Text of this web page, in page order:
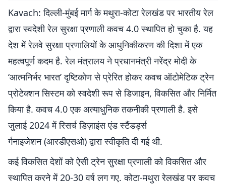
Kavach: दिल्ली-मुंबई मार्ग के मथुरा-कोटा रेलखंड पर भारतीय रेल
द्वारा स्वदेशी रेल सुरक्षा प्रणाली कवच 4.0 स्थापित हो चुका है. यह
देश में रेलवे सुरक्षा प्रणालियों के आधुनिकीकरण की दिशा में एक
महत्वपूर्ण कदम है. रेल मंत्रालय ने प्रधानमंत्री नरेंद्र मोदी के
‘आत्मनिर्भर भारत’ दृष्टिकोण से प्रेरित होकर कवच ऑटोमेटिक ट्रेन
प्रोटेक्शन सिस्टम को स्वदेशी रूप से डिजाइन, विकसित और निर्मित
किया है. कवच 4.0 एक अत्याधुनिक तकनीकी प्रणाली है. इसे
जुलाई 2024 में रिसर्च डिज़ाइंस एंड स्टैंडर्ड्स
र्गनाइजेशन (आरडीएसओ) द्वारा स्वीकृति दी गई थी.
कई विकसित देशों को ऐसी ट्रेन सुरक्षा प्रणाली को विकसित और
स्थापित करने में 20-30 वर्ष लग गए. कोटा-मथुरा रेलखंड पर कवच